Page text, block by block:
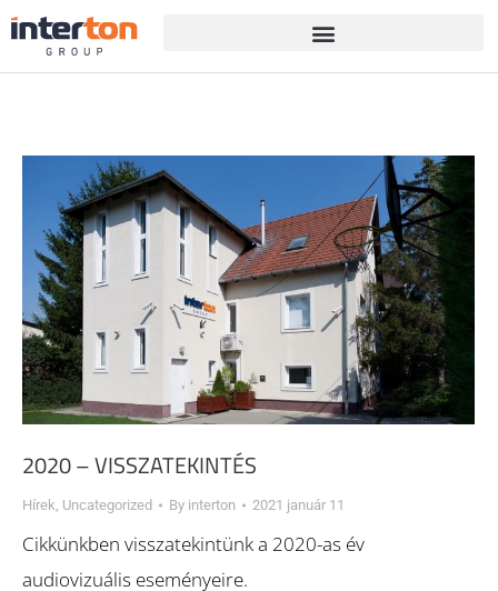
2020 – VISSZATEKINTÉS
Hírek Uncategorized By interton 2021 január 11
Cikkünkben visszatekintünk a 2020-as év
audiovizuális eseményeire.